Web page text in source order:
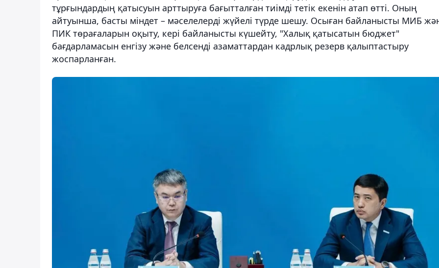
тұрғындардың қатысуын арттыруға бағытталған тиімді тетік екенін атап өтті. Оның
айтуынша, басты міндет – мәселелерді жүйелі түрде шешу. Осыған байланысты МИБ
ПИК төрағаларын оқыту, кері байланысты күшейту, "Халық қатысатын бюджет"
бағдарламасын енгізу және белсенді азаматтардан кадрлық резерв қалыптастыру
жоспарланған.